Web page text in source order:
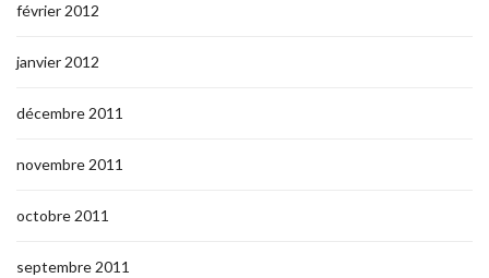
février 2012
janvier 2012
décembre 2011
novembre 2011
octobre 2011
septembre 2011